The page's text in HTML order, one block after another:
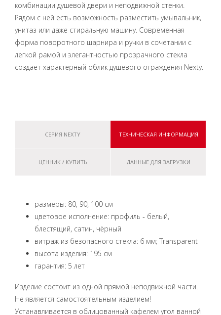
комбинации душевой двери и неподвижной стенки.
Рядом с ней есть возможность разместить умывальник,
унитаз или даже стиральную машину. Современная
форма поворотного шарнира и ручки в сочетании с
легкой рамой и элегантностью прозрачного стекла
создает характерный облик душевого ограждения Nexty.
СЕРИЯ NEXTY ТЕХНИЧЕСКАЯ ИНФОРМАЦИЯ
ЦЕННИК / КУПИТЬ ДАННЫЕ ДЛЯ ЗАГРУЗКИ
размеры: 80, 90, 100 см
цветовое исполнение: профиль - белый,
блестящий, сатин, чёрный
витраж из безопасного стекла: 6 мм; Transparent
высота изделия: 195 см
гарантия: 5 лет
Изделие состоит из одной прямой неподвижной части.
Не является самостоятельным изделием!
Устанавливается в облицованный кафелем угол ванной